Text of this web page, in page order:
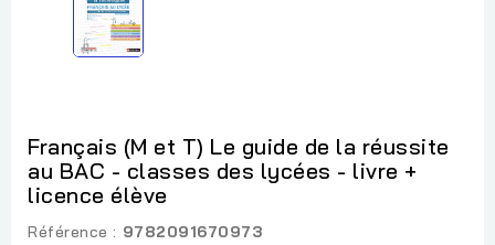
Français (M et T) Le guide de la réussite
au BAC - classes des lycées - livre +
licence élève
Référence : 9782091670973